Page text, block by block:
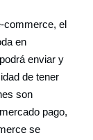
commerce, el
en
enviar y
de tener
son
pago,
se